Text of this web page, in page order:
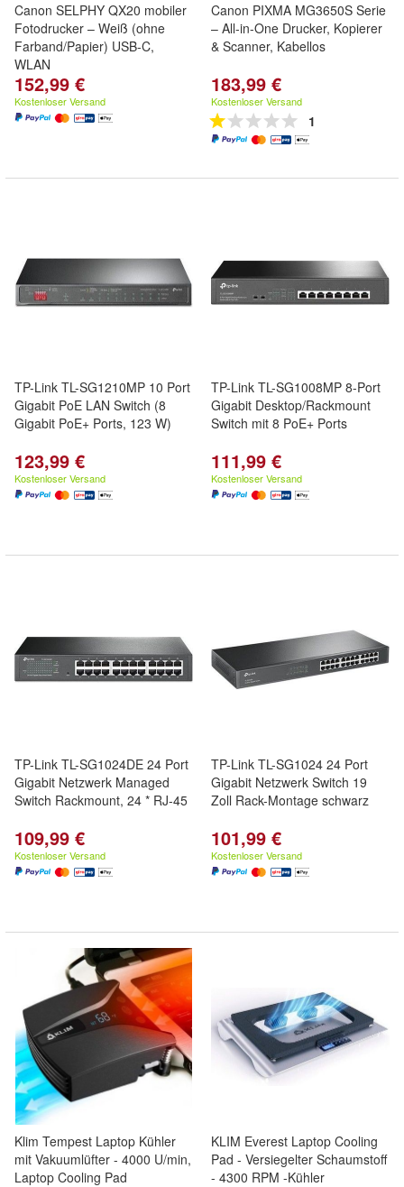
Canon SELPHY QX20 mobiler
Fotodrucker – Weiß (ohne
Farband/Papier) USB-C,
WLAN
152,99 €
Kostenloser Versand
Canon PIXMA MG3650S Serie
– All-in-One Drucker, Kopierer
& Scanner, Kabellos
183,99 €
Kostenloser Versand
1
TP-Link TL-SG1210MP 10 Port
Gigabit PoE LAN Switch (8
Gigabit PoE+ Ports, 123 W)
123,99 €
Kostenloser Versand
TP-Link TL-SG1008MP 8-Port
Gigabit Desktop/Rackmount
Switch mit 8 PoE+ Ports
111,99 €
Kostenloser Versand
TP-Link TL-SG1024DE 24 Port
Gigabit Netzwerk Managed
Switch Rackmount, 24 * RJ-45
109,99 €
Kostenloser Versand
TP-Link TL-SG1024 24 Port
Gigabit Netzwerk Switch 19
Zoll Rack-Montage schwarz
101,99 €
Kostenloser Versand
Klim Tempest Laptop Kühler
mit Vakuumlüfter - 4000 U/min,
Laptop Cooling Pad
KLIM Everest Laptop Cooling
Pad - Versiegelter Schaumstoff
- 4300 RPM -Kühler